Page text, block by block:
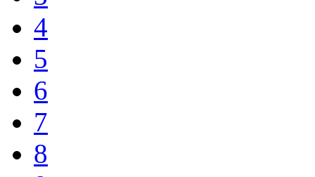
4
5
6
7
8